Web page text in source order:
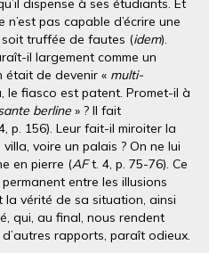
dispense à ses étudiants. Et
pas capable d’écrire une
soit truffée de fautes (idem).
il largement comme un
était de devenir « multi-
le fiasco est patent. Promet-il à
berline » ? Il fait
p. 156). Leur fait-il miroiter la
voire un palais ? On ne lui
en pierre (AFt. 4, p. 75-76). Ce
entre les illusions
la vérité de sa situation, ainsi
qui, au final, nous rendent
rapports, paraît odieux.